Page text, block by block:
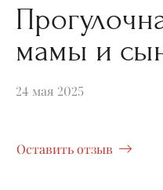
мамы и
24 мая 2025
Оставить отзыв